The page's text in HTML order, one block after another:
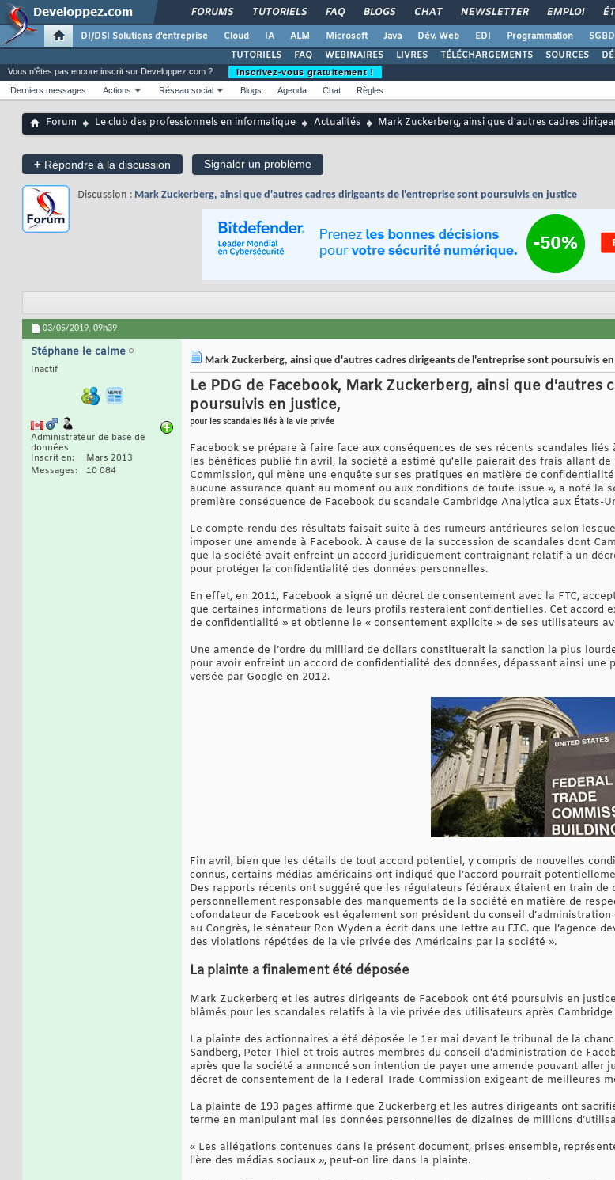
FORUMS TUTORIELS FAQ BLOGS CHAT NEWSLETTER EMPLOI
DI/DSI Solutions d'entreprise Cloud IA ALM Microsoft Java Dév. Web EDI Programmation SGBD
TUTORIELS
FAQ WEBINAIRES LIVRES TÉLÉCHARGEMENTS SOURCES
Vous n'êtes pas encore inscrit sur Developpez.com ?
Inscrivez-vous gratuitement !
Derniers messages
Actions Réseau social Blogs Agenda Chat Règles
Forum Le club des professionnels en informatique Actualités Mark Zuckerberg, ainsi que d'autres cadres
+ Répondre à la discussion Signaler un problème
Discussion : Mark Zuckerberg, ainsi que d'autres cadres dirigeants de l'entreprise sont poursuivis en justice
03/05/2019, 09h39
Stéphane le calme
Inactif
Administrateur de base de
données
Inscrit en
Mars 2013
Messages
10 084
Mark Zuckerberg, ainsi que d'autres cadres dirigeants de l'entreprise sont poursuivis
Le PDG de Facebook, Mark Zuckerberg, ainsi que
poursuivis en justice,
pour les scandales liés à la vie privée
Facebook se prépare à faire face aux conséquences de ses récents scandales
les bénéfices publié fin avril, la société a estimé qu'elle paierait des frais allant
Commission, qui mène une enquête sur ses pratiques en matière de
aucune assurance quant au moment ou aux conditions de toute issue », a noté la
première conséquence de Facebook du scandale Cambridge Analytica aux États-
Le compte-rendu des résultats faisait suite à des rumeurs antérieures selon
imposer une amende à Facebook. À cause de la succession de scandales dont
que la société avait enfreint un accord juridiquement contraignant relatif à un
pour protéger la confidentialité des données personnelles.
En effet, en 2011, Facebook a signé un décret de consentement avec la FTC,
que certaines informations de leurs profils resteraient confidentielles. Cet accord
de confidentialité » et obtienne le « consentement explicite » de ses utilisateurs
Une amende de l’ordre du milliard de dollars constituerait la sanction la plus
pour avoir enfreint un accord de confidentialité des données, dépassant ainsi une
versée par Google en 2012.
Fin avril, bien que les détails de tout accord potentiel, y compris de nouvelles
connus, certains médias américains ont indiqué que l’accord pourrait
Des rapports récents ont suggéré que les régulateurs fédéraux étaient en train
personnellement responsable des manquements de la société en matière de
cofondateur de Facebook est également son président du conseil
au Congrès, le sénateur Ron Wyden a écrit dans une lettre au F.T.C. que l’agence
des violations répétées de la vie privée des Américains par la société ».
La plainte a finalement été déposée
Mark Zuckerberg et les autres dirigeants de Facebook ont été poursuivis en
blâmés pour les scandales relatifs à la vie privée des utilisateurs après
La plainte des actionnaires a été déposée le 1er mai devant le tribunal de la
Sandberg, Peter Thiel et trois autres membres du conseil d'administration de
après que la société a annoncé son intention de payer une amende pouvant aller
décret de consentement de la Federal Trade Commission exigeant de meilleures
La plainte de 193 pages affirme que Zuckerberg et les autres dirigeants ont
terme en manipulant mal les données personnelles de dizaines de millions
« Les allégations contenues dans le présent document, prises ensemble,
l'ère des médias sociaux », peut-on lire dans la plainte.